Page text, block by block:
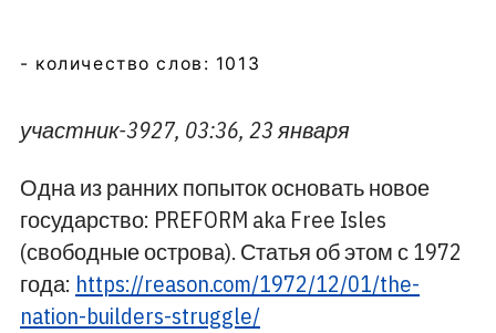
- количество слов: 1013
участник-3927, 03:36, 23 января
Одна из ранних попыток основать новое
государство: PREFORM aka Free Isles
(свободные островa). Статья об этом с 1972
года: https://reason.com/1972/12/01/the-
nation-builders-struggle/